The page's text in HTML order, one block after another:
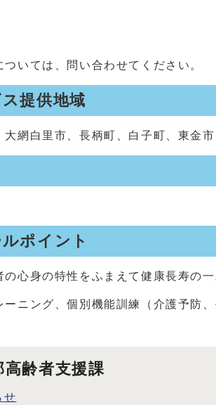
いては、問い合わせてください。
提供地域
大網白里市、長柄町、白子町、東金市
ポイント
の心身の特性をふまえて健康長寿の
ニング、個別機能訓練（介護予防、
高齢者支援課
せ